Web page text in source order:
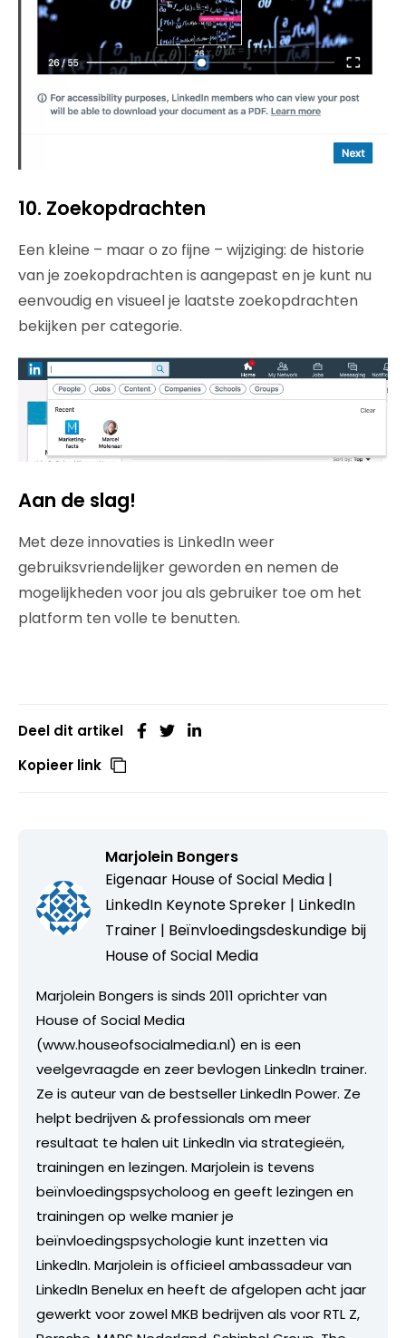
10. Zoekopdrachten
Een kleine – maar o zo fijne – wijziging: de historie
van je zoekopdrachten is aangepast en je kunt nu
eenvoudig en visueel je laatste zoekopdrachten
bekijken per categorie.
Aan de slag!
Met deze innovaties is LinkedIn weer
gebruiksvriendelijker geworden en nemen de
mogelijkheden voor jou als gebruiker toe om het
platform ten volle te benutten.
Deel dit artikel
Kopieer link
Marjolein Bongers
Eigenaar House of Social Media |
LinkedIn Keynote Spreker | LinkedIn
Trainer | Beïnvloedingsdeskundige bij
House of Social Media
Marjolein Bongers is sinds 2011 oprichter van
House of Social Media
(www.houseofsocialmedia.nl) en is een
veelgevraagde en zeer bevlogen LinkedIn trainer.
Ze is auteur van de bestseller LinkedIn Power. Ze
helpt bedrijven & professionals om meer
resultaat te halen uit LinkedIn via strategieën,
trainingen en lezingen. Marjolein is tevens
beïnvloedingspsycholoog en geeft lezingen en
trainingen op welke manier je
beïnvloedingspsychologie kunt inzetten via
LinkedIn. Marjolein is officieel ambassadeur van
LinkedIn Benelux en heeft de afgelopen acht jaar
gewerkt voor zowel MKB bedrijven als voor RTL Z,